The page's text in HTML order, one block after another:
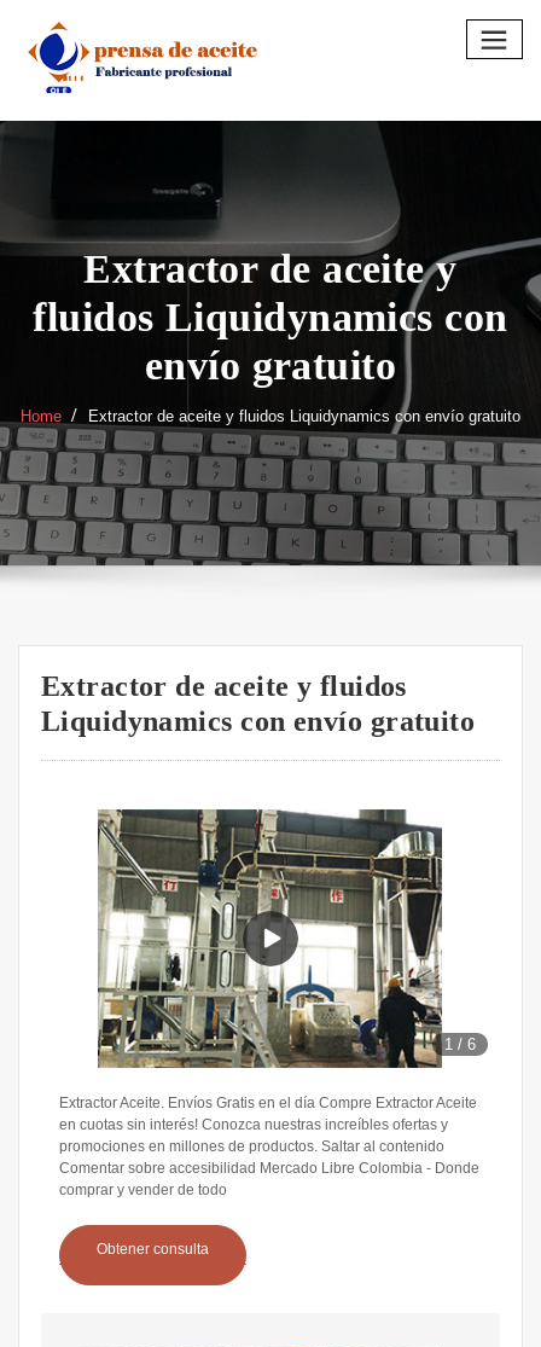
content
Extractor de aceite y
fluidos Liquidynamics con
envío gratuito
Home Extractor de aceite y fluidos Liquidynamics con envío gratuito
Extractor de aceite y fluidos
Liquidynamics con envío gratuito
1 /6
Extractor Aceite. Envíos Gratis en el día Compre Extractor Aceite
en cuotas sin interés! Conozca nuestras increíbles ofertas y
promociones en millones de productos. Saltar al contenido
Comentar sobre accesibilidad Mercado Libre Colombia - Donde
comprar y vender de todo
Obtener consulta